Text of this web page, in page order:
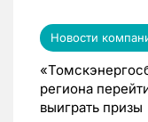
Новости
региона
выиграть призы